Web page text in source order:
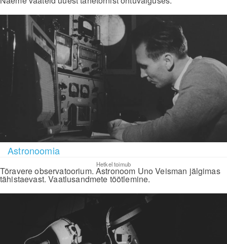
Astronoomia
Hetkel toimub
Tõravere observatoorium. Astronoom Uno Veisman jälgimas
tähistaevast. Vaatlusandmete töötlemine.